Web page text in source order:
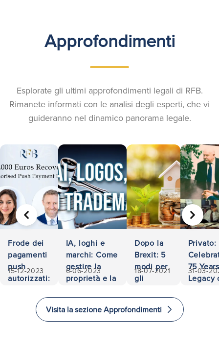
Approfondimenti
Esplorate gli ultimi approfondimenti legali di RFB.
Rimanete informati con le analisi degli esperti, che vi
guideranno nel dinamico panorama legale.
Frode dei
pagamenti
push
autorizzati:
recuperati
15-12-2023
IA, loghi e
marchi: Come
gestire la
proprietà e la
6-06-2023
Dopo la
Brexit: 5
modi per
gli
di
investire
e
18-07-2021
Privato:
75
Legacy
31-03-
PRECEDENTE AVANTI
Visita la sezione Approfondimenti